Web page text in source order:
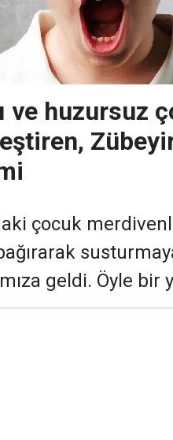
ve huzursuz
çocuk
geldi. Öyle bir